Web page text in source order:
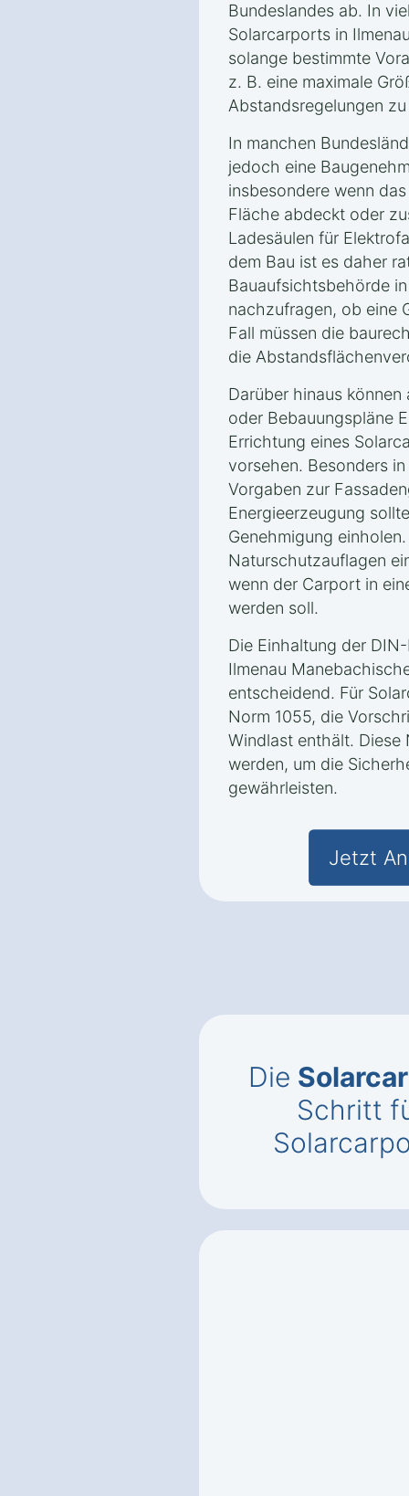
Bundeslandes ab. In
Solarcarports in
solange bestimmte
z. B. eine maximale
Abstandsregelungen
In manchen
jedoch eine
insbesondere wenn
Fläche abdeckt oder
Ladesäulen für
dem Bau ist es daher
Bauaufsichtsbehörde
nachzufragen, ob eine
Fall müssen die
die
Darüber hinaus
oder Bebauungspläne
Errichtung eines
vorsehen. Besonders
Vorgaben zur
Energieerzeugung
Genehmigung
Naturschutzauflagen
wenn der Carport in
werden soll.
Die Einhaltung der
Ilmenau
entscheidend. Für
Norm 1055, die
Windlast enthält. Diese
werden, um die
gewährleisten.
Jetzt
Die
Schritt